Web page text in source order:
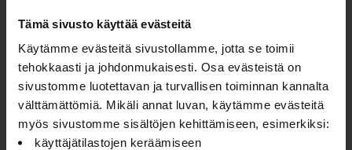
Tämä sivusto käyttää evästeitä
Käytämme evästeitä sivustollamme, jotta se toimii
tehokkaasti ja johdonmukaisesti. Osa evästeistä on
sivustomme luotettavan ja turvallisen toiminnan kannalta
välttämättömiä. Mikäli annat luvan, käytämme evästeitä
myös sivustomme sisältöjen kehittämiseen, esimerkiksi:
käyttäjätilastojen keräämiseen
Oulun kulttuurisäätiö
Oulu2026 Info
Kauppurienkatu 10
Kauppakeskus Pekuri 2krs
info@oulu2026.eu